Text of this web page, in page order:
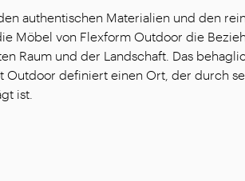
authentischen Materialien und den
Möbel von Flexform Outdoor die
Raum und der Landschaft. Das
Outdoor definiert einen Ort, der durch
ist.